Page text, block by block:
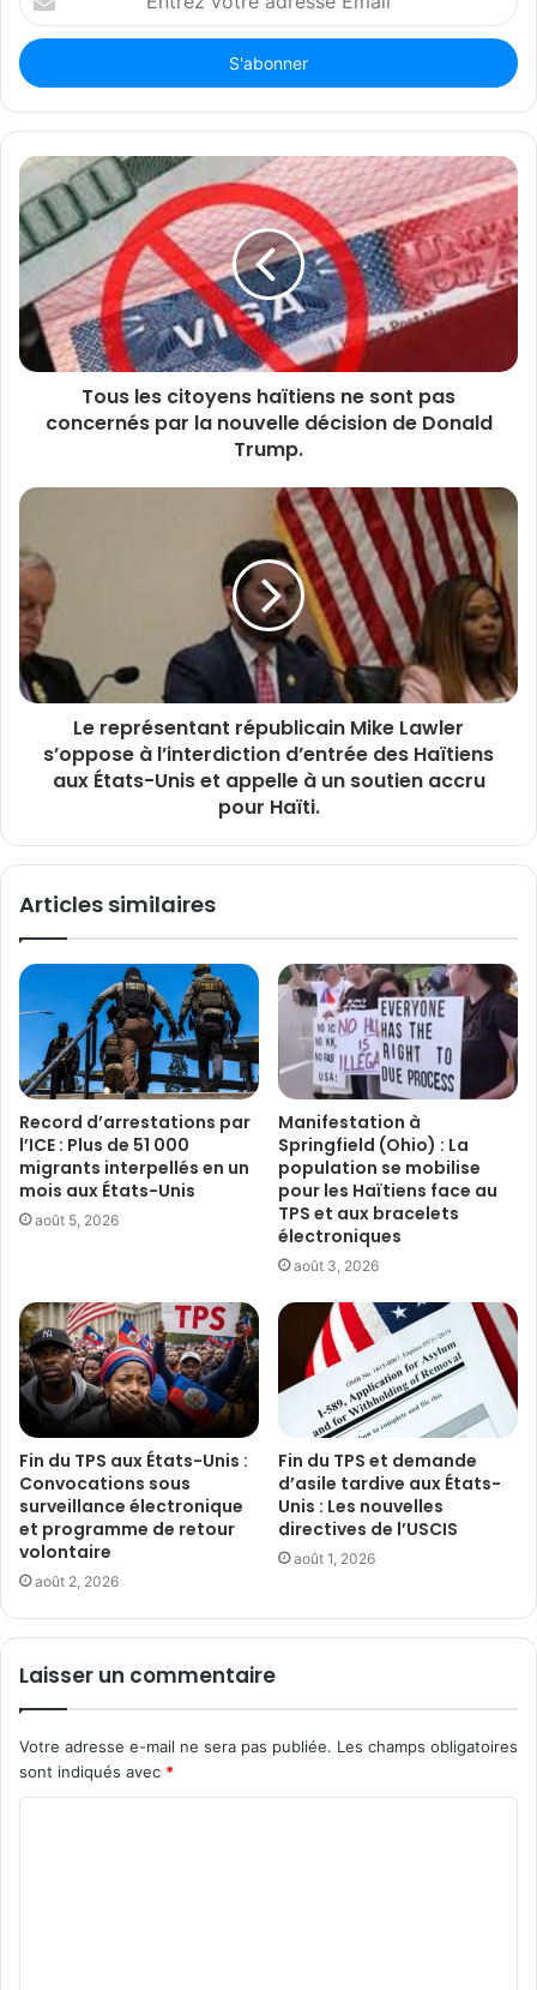
votre
adresse
Email
Tous les citoyens haïtiens ne sont pas
concernés par la nouvelle décision de Donald
Trump.
Le représentant républicain Mike Lawler
s’oppose à l’interdiction d’entrée des Haïtiens
aux États-Unis et appelle à un soutien accru
pour Haïti.
Articles similaires
Record d’arrestations par
l’ICE : Plus de 51 000
migrants interpellés en un
mois aux États-Unis
août 5, 2026
Manifestation à
Springfield (Ohio) : La
population se mobilise
pour les Haïtiens face au
TPS et aux bracelets
électroniques
août 3, 2026
Fin du TPS aux États-Unis :
Convocations sous
surveillance électronique
et programme de retour
volontaire
août 2, 2026
Fin du TPS et demande
d’asile tardive aux États-
Unis : Les nouvelles
directives de l’USCIS
août 1, 2026
Laisser un commentaire
Votre adresse e-mail ne sera pas publiée. Les champs obligatoires
sont indiqués avec *